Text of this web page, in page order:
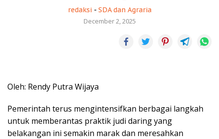
redaksi - SDA dan Agraria
December 2, 2025
Oleh: Rendy Putra Wijaya
Pemerintah terus mengintensifkan berbagai langkah
untuk memberantas praktik judi daring yang
belakangan ini semakin marak dan meresahkan